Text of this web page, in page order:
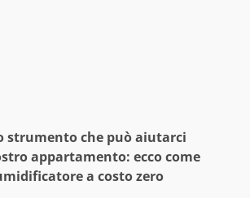
strumento che può aiutarci
appartamento: ecco come
a costo zero